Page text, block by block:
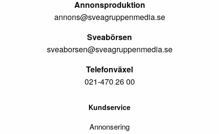
Annonsproduktion
annons@sveagruppenmedia.se
Sveabörsen
sveaborsen@sveagruppenmedia.se
Telefonväxel
021-470 26 00
Kundservice
Annonsering